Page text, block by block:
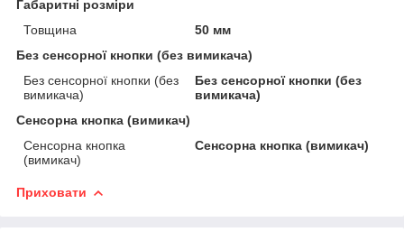
Габаритні розміри
Товщина
50 мм
Без сенсорної кнопки (без вимикача)
Без сенсорної кнопки (без
вимикача)
Без сенсорної кнопки (без
вимикача)
Сенсорна кнопка (вимикач)
Сенсорна кнопка
(вимикач)
Сенсорна кнопка (вимикач)
Приховати